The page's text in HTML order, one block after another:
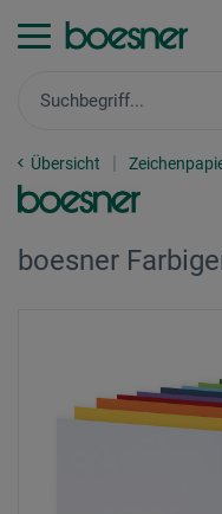
Übersicht
boesner